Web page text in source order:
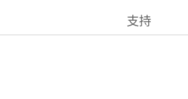
支持